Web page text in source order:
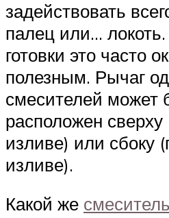
задействовать
палец или…
готовки это часто
полезным. Рычаг
смесителей может
расположен
изливе) или сбоку
изливе).
Какой же